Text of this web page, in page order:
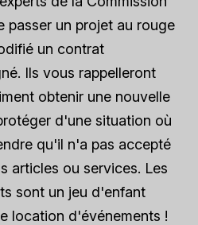
passer un projet au rouge
un contrat
Ils vous rappelleront
obtenir une nouvelle
d'une situation où
qu'il n'a pas accepté
articles ou services. Les
sont un jeu d'enfant
location d'événements !